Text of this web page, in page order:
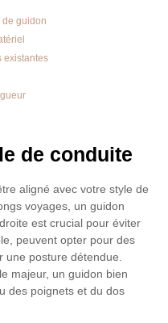
de guidon
existantes
de conduite
aligné avec votre style de
voyages, un guidon
est crucial pour éviter
peuvent opter pour des
une posture détendue.
majeur, un guidon bien
des poignets et du dos